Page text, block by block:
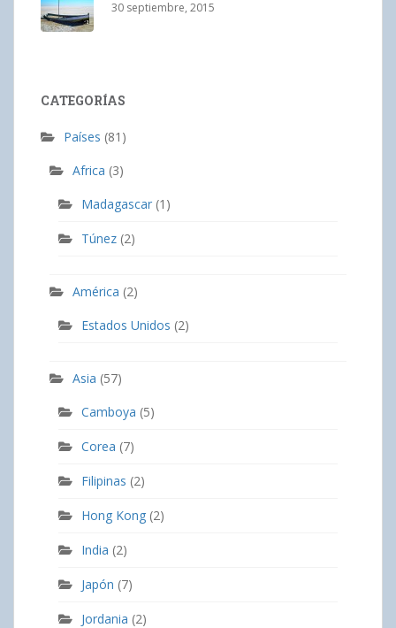
30 septiembre, 2015
CATEGORÍAS
Países (81)
Africa (3)
Madagascar (1)
Túnez (2)
América (2)
Estados Unidos (2)
Asia (57)
Camboya (5)
Corea (7)
Filipinas (2)
Hong Kong (2)
India (2)
Japón (7)
Jordania (2)